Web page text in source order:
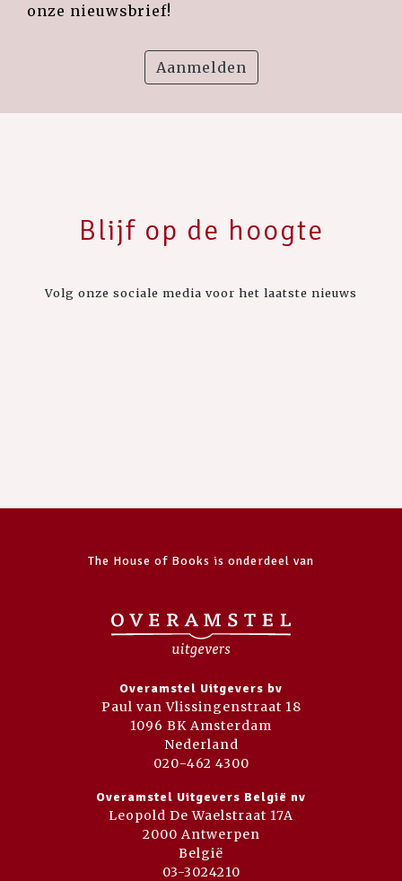
onze nieuwsbrief!
Aanmelden
Blijf op de hoogte
Volg onze sociale media voor het laatste nieuws
The House of Books is onderdeel van
Overamstel Uitgevers bv
Paul van Vlissingenstraat 18
1096 BK Amsterdam
Nederland
020-462 4300
Overamstel Uitgevers België nv
Leopold De Waelstraat 17A
2000 Antwerpen
België
03-3024210